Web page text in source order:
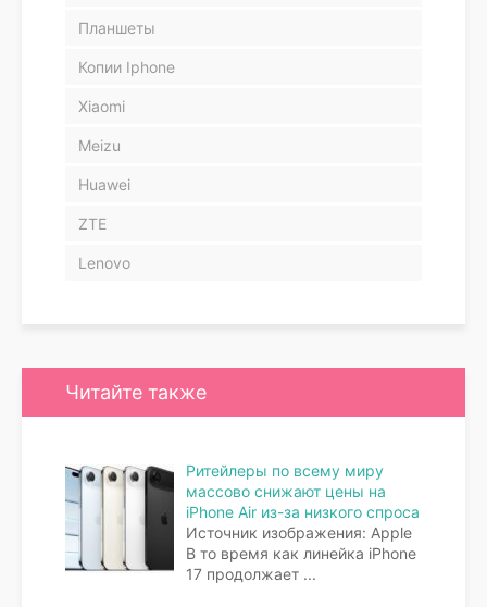
Планшеты
Копии Iphone
Xiaomi
Meizu
Huawei
ZTE
Lenovo
Читайте также
Ритейлеры по всему миру
массово снижают цены на
iPhone Air из-за низкого спроса
Источник изображения: Apple
В то время как линейка iPhone
17 продолжает ...